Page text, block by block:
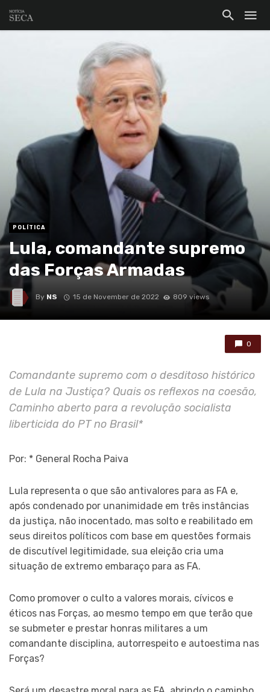
POLÍTICA
Lula, comandante supremo
das Forças Armadas
By NS 15 de November de 2022 809 views
0
Comandante supremo com o desditoso histórico
de Lula na Justiça? Quais os reflexos na coesão,
Caminho aberto para a revolução socialista
liberticida do PT no Brasil*
Por: * General Rocha Paiva
Lula representa o que são antivalores para as FA e,
após condenado por unanimidade em três instâncias
da justiça, não inocentado, mas solto e reabilitado em
seus direitos políticos com base em questões formais
de discutível legitimidade, sua eleição cria uma
situação de extremo embaraço para as FA.
Como promover o culto a valores morais, cívicos e
éticos nas Forças, ao mesmo tempo em que terão que
se submeter e prestar honras militares a um
comandante disciplina, autorrespeito e autoestima nas
Forças?